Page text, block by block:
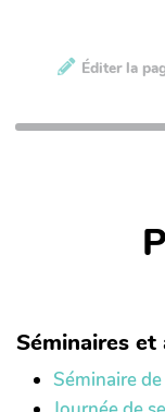
Éditer la
Séminaires et
Séminaire